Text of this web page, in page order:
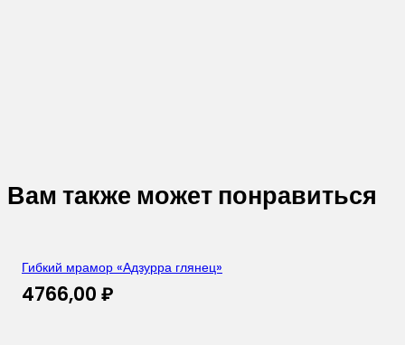
Вам также может понравиться
Гибкий мрамор «Адзурра глянец»
4766,00 ₽